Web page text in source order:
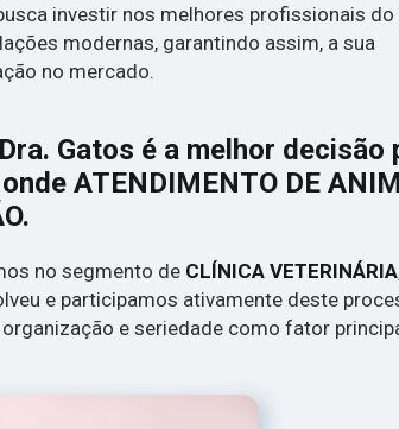
investir nos melhores profissionais do
modernas, garantindo assim, a sua
no mercado.
Gatos é a melhor decisão
ATENDIMENTO DE
no segmento de CLÍNICA VETERINÁRIA
e participamos ativamente deste
e seriedade como fator